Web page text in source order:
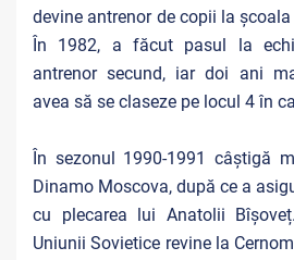
devine antrenor de copii la
În 1982, a făcut pasul la
antrenor secund, iar doi ani
avea să se claseze pe locul 4 în
În sezonul 1990-1991 câștigă
Dinamo Moscova, după ce a
cu plecarea lui Anatolii
Uniunii Sovietice revine la